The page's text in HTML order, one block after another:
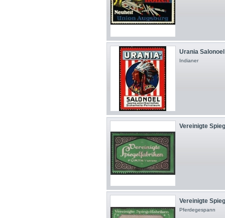
Urania Salonoel
Indianer
Vereinigte
Vereinigte
Pferdegespann